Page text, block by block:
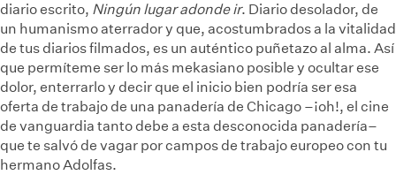
diario escrito, Ningún lugar adonde ir. Diario desolador, de
un humanismo aterrador y que, acostumbrados a la vitalidad
de tus diarios filmados, es un auténtico puñetazo al alma. Así
que permíteme ser lo más mekasiano posible y ocultar ese
dolor, enterrarlo y decir que el inicio bien podría ser esa
oferta de trabajo de una panadería de Chicago –¡oh!, el cine
de vanguardia tanto debe a esta desconocida panadería–
que te salvó de vagar por campos de trabajo europeo con tu
hermano Adolfas.